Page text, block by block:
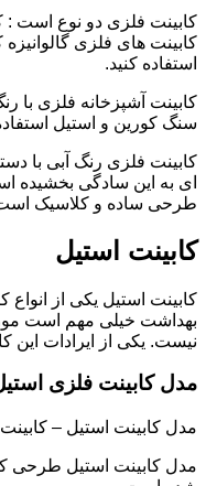
کابینت فلزی دو نوع است :
کابینت های فلزی
استفاده کنید.
کابینت آشپزخانه فلزی
سنگ کورین و استیل
کابینت فلزی رنگ آبی با
ای به این سادگی بخشیده
طرحی ساده و کلاسیک
کابینت استیل
کابینت استیل یکی از
بهداشت خیلی مهم است
نیست. یکی از ایرادات این
مدل کابینت فلزی
مدل کابینت استیل –
مدل کابینت استیل طرحی